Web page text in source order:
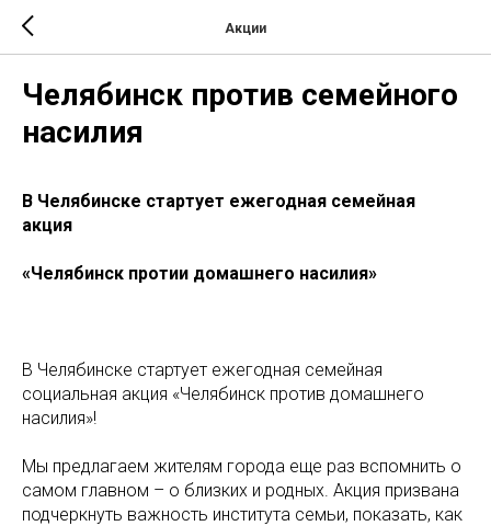
Акции
Челябинск против семейного
насилия
В Челябинске стартует ежегодная семейная
акция
«Челябинск протии домашнего насилия»
В Челябинске стартует ежегодная семейная
социальная акция «Челябинск против домашнего
насилия»!
Мы предлагаем жителям города еще раз вспомнить о
самом главном – о близких и родных. Акция призвана
подчеркнуть важность института семьи, показать, как